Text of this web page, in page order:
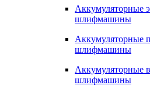
Аккумуляторные
шлифмашины
Аккумуляторные
шлифмашины
Аккумуляторные
шлифмашины